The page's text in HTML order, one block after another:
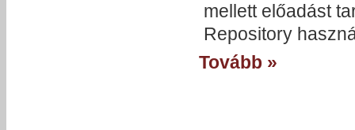
mellett előadást
Repository
Tovább »